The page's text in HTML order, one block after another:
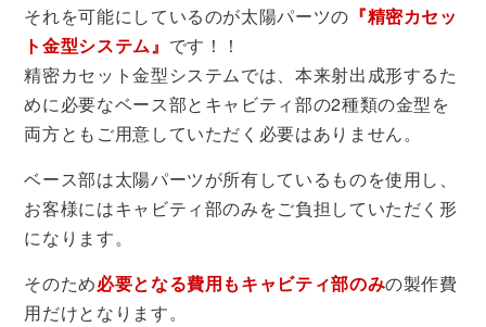
それを可能にしているのが太陽パーツの 『精密カセッ
ト金型システム』 です！！
精密カセット金型システムでは、本来射出成形するた
めに必要なベース部とキャビティ部の2種類の金型を
両方ともご用意していただく必要はありません。
ベース部は太陽パーツが所有しているものを使用し、
お客様にはキャビティ部のみをご負担していただく形
になります。
そのため必要となる費用もキャビティ部のみの製作費
用だけとなります。